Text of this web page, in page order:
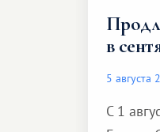
в
5 августа
С 1